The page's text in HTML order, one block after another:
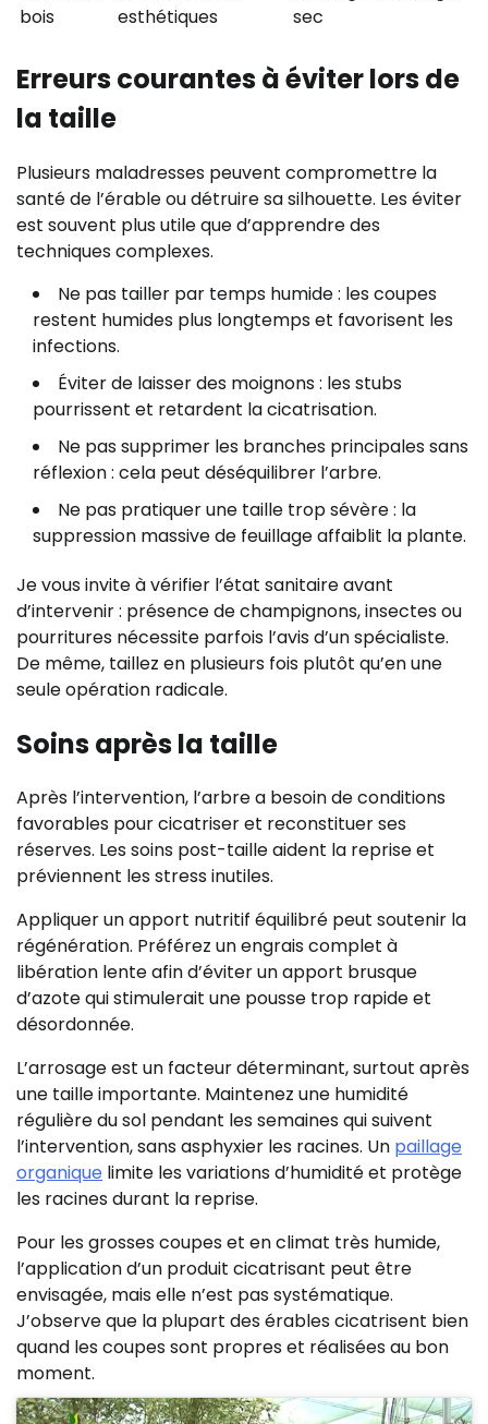
bois
esthétiques
sec
Erreurs courantes à éviter lors de
la taille
Plusieurs maladresses peuvent compromettre la
santé de l’érable ou détruire sa silhouette. Les éviter
est souvent plus utile que d’apprendre des
techniques complexes.
Ne pas tailler par temps humide : les coupes
restent humides plus longtemps et favorisent les
infections.
Éviter de laisser des moignons : les stubs
pourrissent et retardent la cicatrisation.
Ne pas supprimer les branches principales sans
réflexion : cela peut déséquilibrer l’arbre.
Ne pas pratiquer une taille trop sévère : la
suppression massive de feuillage affaiblit la plante.
Je vous invite à vérifier l’état sanitaire avant
d’intervenir : présence de champignons, insectes ou
pourritures nécessite parfois l’avis d’un spécialiste.
De même, taillez en plusieurs fois plutôt qu’en une
seule opération radicale.
Soins après la taille
Après l’intervention, l’arbre a besoin de conditions
favorables pour cicatriser et reconstituer ses
réserves. Les soins post-taille aident la reprise et
préviennent les stress inutiles.
Appliquer un apport nutritif équilibré peut soutenir la
régénération. Préférez un engrais complet à
libération lente afin d’éviter un apport brusque
d’azote qui stimulerait une pousse trop rapide et
désordonnée.
L’arrosage est un facteur déterminant, surtout après
une taille importante. Maintenez une humidité
régulière du sol pendant les semaines qui suivent
l’intervention, sans asphyxier les racines. Un paillage
organique limite les variations d’humidité et protège
les racines durant la reprise.
Pour les grosses coupes et en climat très humide,
l’application d’un produit cicatrisant peut être
envisagée, mais elle n’est pas systématique.
J’observe que la plupart des érables cicatrisent bien
quand les coupes sont propres et réalisées au bon
moment.